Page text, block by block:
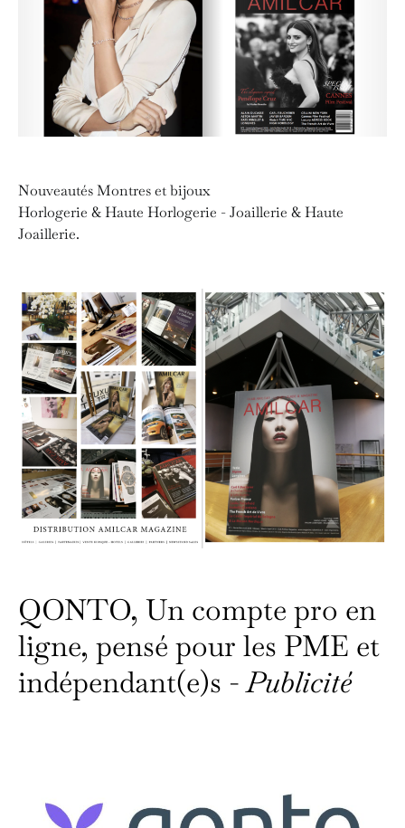
Nouveautés Montres et bijoux
Horlogerie & Haute Horlogerie - Joaillerie & Haute
Joaillerie.
QONTO, Un compte pro en
ligne, pensé pour les PME et
indépendant(e)s -Publicité